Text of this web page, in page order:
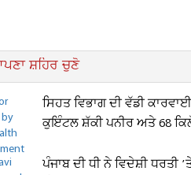
ਸ਼ਹਿਰ ਚੁਣੋ
ਸਿਹਤ ਵਿਭਾਗ ਦੀ ਵੱਡੀ
ਕੁਇੰਟਲ ਸ਼ੱਕੀ ਪਨੀਰ ਅਤੇ 68
ਪੰਜਾਬ ਦੀ ਧੀ ਨੇ ਵਿਦੇਸ਼ੀ ਧਰਤੀ